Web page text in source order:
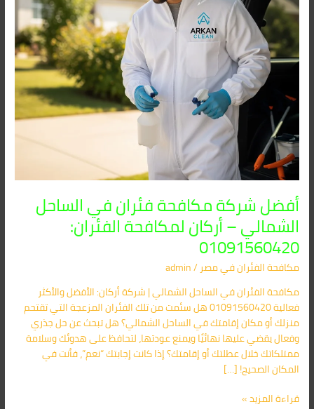
أفضل شركة مكافحة فئران في الساحل
الشمالي – أركان لمكافحة الفئران:
01091560420
مكافحة الفئران​ في مصر/
admin
مكافحة الفئران في الساحل الشمالي | شركة أركان: الأفضل والأكثر
فعالية 01091560420 هل سئمت من تلك الفئران المزعجة التي تقتحم
منزلك أو مكان إقامتك في الساحل الشمالي؟ هل تبحث عن حل جذري
وفعال يقضي عليها نهائيًا ويمنع عودتها، لتحافظ على هدوئك وسلامة
ممتلكاتك خلال عطلتك أو إقامتك؟ إذا كانت إجابتك “نعم”، فأنت في
المكان الصحيح! […]
–
أركان
لمكافحة
الفئران:
01091560420
قراءة المزيد »